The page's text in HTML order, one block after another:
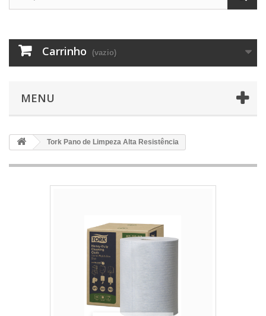
Carrinho (vazio)
MENU
Tork Pano de Limpeza Alta Resistência